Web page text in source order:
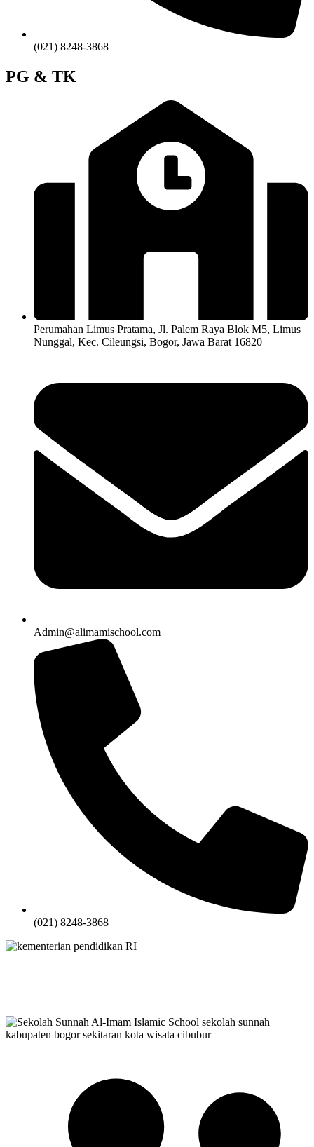
(021) 8248-3868
PG & TK
Perumahan Limus Pratama, Jl. Palem Raya Blok M5, Limus
Nunggal, Kec. Cileungsi, Bogor, Jawa Barat 16820
Admin@alimamischool.com
(021) 8248-3868